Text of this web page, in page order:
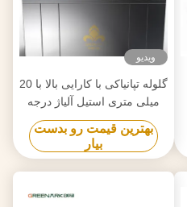
ویدیو
گلوله تپانیاکی با کارایی بالا با 20
میلی متری استیل آلیاژ درجه
غذایی و گرمایش هوشمند
بهترین قیمت رو بدست
بیار